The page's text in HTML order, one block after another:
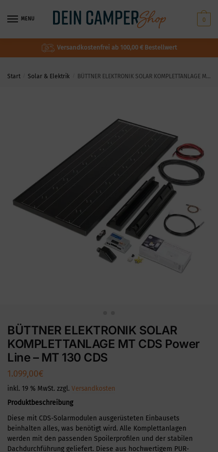
MENU 0
Versandkostenfrei ab 100,00 € Bestellwert
Start Solar & Elektrik BÜTTNER ELEKTRONIK SOLAR KOMPLETTANLAGE MT CDS Power Line – MT 130 CDS
BÜTTNER ELEKTRONIK SOLAR
KOMPLETTANLAGE MT CDS Power
Line – MT 130 CDS
1.099,00€
inkl. 19 % MwSt. zzgl. Versandkosten
Produktbeschreibung
Diese mit CDS-Solarmodulen ausgerüsteten Einbausets
beinhalten alles, was benötigt wird. Alle Komplettanlagen
werden mit den passenden Spoilerprofilen und der stabilen
Dachdurchführung geliefert. Diese aus hochwertigem PUR-